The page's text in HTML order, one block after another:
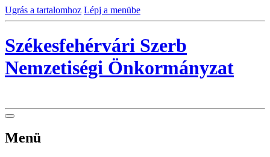
Ugrás a tartalomhoz Lépj a menübe
Székesfehérvári Szerb
Nemzetiségi Önkormányzat
Menü